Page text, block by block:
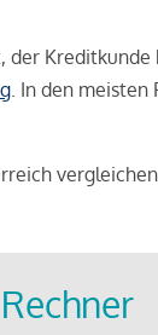
. In den